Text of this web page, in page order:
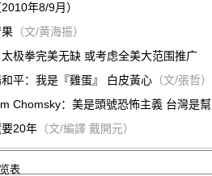
年8/9月）
（文/黄海振）
极拳完美无缺 或考虑全美大范围推广
平：我是『雞蛋』 白皮黃心 （文/張哲）
Chomsky：美是頭號恐怖主義 台灣是
20年 （文/編譯 戴開元）
表